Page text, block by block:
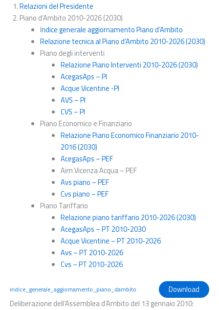
Relazioni del Presidente
Piano d’Ambito 2010-2026 (2030)
Indice generale aggiornamento Piano d’Ambito
Relazione tecnica al Piano d’Ambito 2010-2026 (2030)
Piano degli interventi
Relazione Piano Interventi 2010-2026 (2030)
AcegasAps – PI
Acque Vicentine -PI
AVS – PI
CVS – PI
Piano Economico e Finanziario
Relazione Piano Economico Finanziario 2010-
2016 (2030)
AcegasAps – PEF
Aim Vicenza Acqua – PEF
Avs piano – PEF
Cvs piano – PEF
Piano Tariffario
Relazione piano tariffario 2010-2026 (2030)
AcegasAps – PT 2010-2030
Acque Vicentine – PT 2010-2026
Avs – PT 2010-2026
Cvs – PT 2010-2026
indice_generale_aggiornamento_piano_dambito
Download
Deliberazione dell’Assemblea d’Ambito del 13 gennaio 2010: